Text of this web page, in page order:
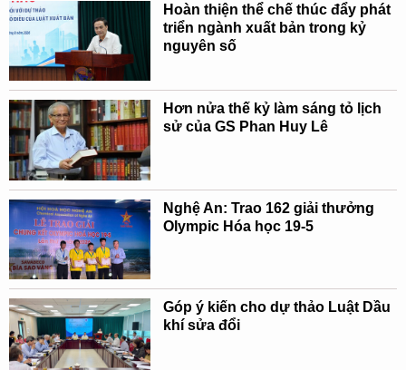
Hoàn thiện thể chế thúc đẩy phát
triển ngành xuất bản trong kỷ
nguyên số
Hơn nửa thế kỷ làm sáng tỏ lịch
sử của GS Phan Huy Lê
Nghệ An: Trao 162 giải thưởng
Olympic Hóa học 19-5
Góp ý kiến cho dự thảo Luật Dầu
khí sửa đổi